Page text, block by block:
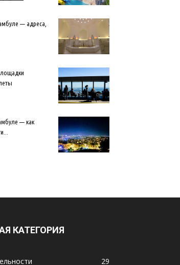
— адреса,
— как
КАТЕГОРИЯ
29